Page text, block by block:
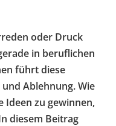
oder Druck
in beruflichen
führt diese
Ablehnung. Wie
Ideen zu gewinnen,
diesem Beitrag